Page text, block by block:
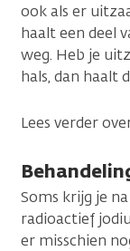
ook als er
haalt een deel
weg. Heb je
hals, dan haalt
Lees verder
Soms krijg je
radioactief
er misschien